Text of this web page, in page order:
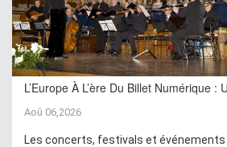
L’Europe À L’ère Du Billet Numérique
Aoû 06,2026
Les concerts, festivals et événements